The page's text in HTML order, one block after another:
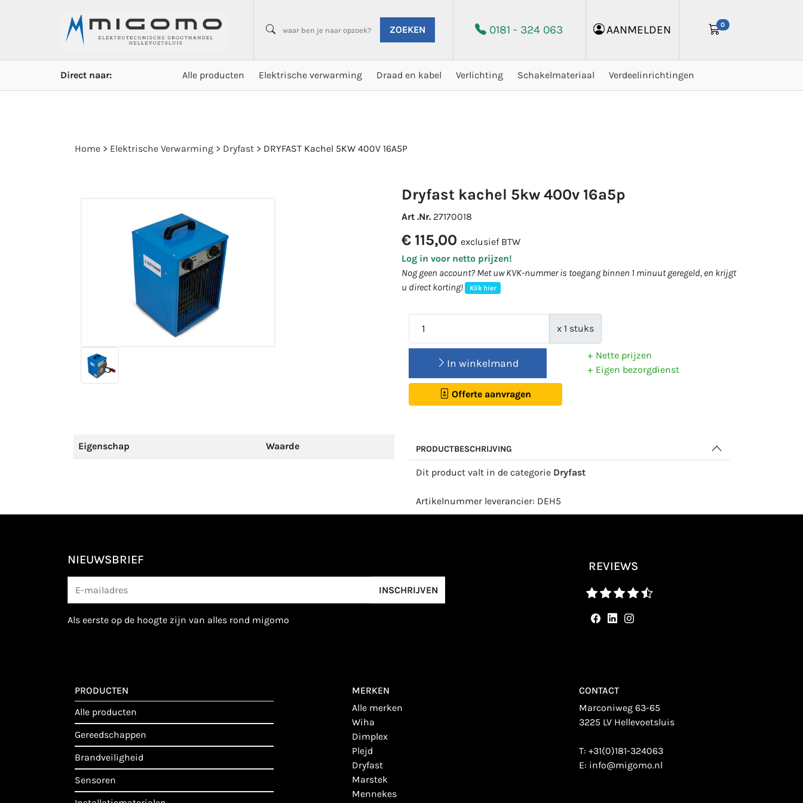
ZOEKEN 0181 - 324 063 AANMELDEN 0
Direct naar: Alle producten Elektrische verwarming Draad en kabel Verlichting Schakelmateriaal Verdeelinrichtingen
Home > Elektrische Verwarming > Dryfast > DRYFAST Kachel 5KW 400V 16A5P
dryfast kachel 5kw 400v 16a5p
Art .Nr. 27170018
€ 115,00 exclusief BTW
Log in voor netto prijzen!
Nog geen account? Met uw KVK-nummer is toegang binnen 1 minuut geregeld, en krijgt
u direct korting!
Klik hier
x 1 stuks
In winkelmand
Offerte aanvragen
Nette prijzen
Eigen bezorgdienst
Eigenschap Waarde PRODUCTBESCHRIJVING
Dit product valt in de categorie Dryfast
Artikelnummer leverancier: DEH5
NIEUWSBRIEF
INSCHRIJVEN
als eerste op de hoogte zijn van alles rond migomo
REVIEWS
PRODUCTEN
alle producten
gereedschappen
brandveiligheid
sensoren
MERKEN
alle merken
wiha
dimplex
plejd
dryfast
marstek
mennekes
CONTACT
Marconiweg 63-65
3225 LV Hellevoetsluis
T:+31(0)181-324063
E: info@migomo.nl